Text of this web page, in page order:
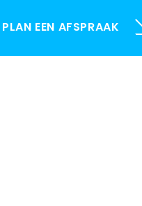
PLAN EEN AFSPRAAK